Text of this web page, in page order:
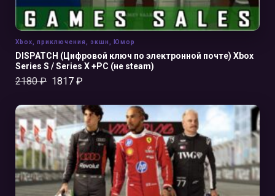
DISPATCH (Цифровой ключ по электронной почте) Xbox
Series S / Series X +PC (не steam)
2180₽ 1817 ₽
Xbox приключения экшн Юмор